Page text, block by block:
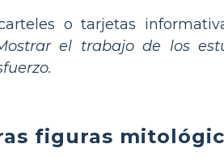
o tarjetas
el trabajo de los
figuras